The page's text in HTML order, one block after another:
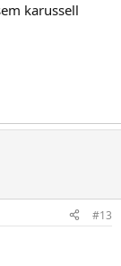
karussell
#13